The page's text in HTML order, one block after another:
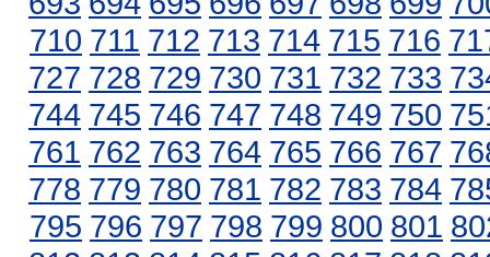
710 711 712 713 714 715 716
727 728 729 730 731 732 733
744 745 746 747 748 749 750
761 762 763 764 765 766 767
778 779 780 781 782 783 784
795 796 797 798 799 800 801